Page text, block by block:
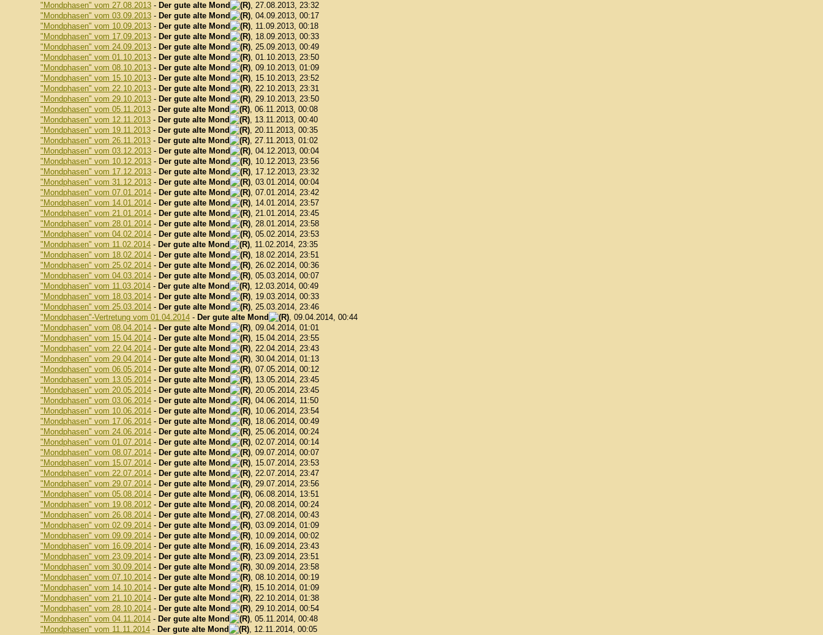
"Mondphasen" vom 27.08.2013 - Der gute alte Mond
, 27.08.2013, 23:32
"Mondphasen" vom 03.09.2013 - Der gute alte Mond
, 04.09.2013, 00:17
"Mondphasen" vom 10.09.2013 - Der gute alte Mond
, 11.09.2013, 00:18
"Mondphasen" vom 17.09.2013 - Der gute alte Mond
, 18.09.2013, 00:33
"Mondphasen" vom 24.09.2013 - Der gute alte Mond
, 25.09.2013, 00:49
"Mondphasen" vom 01.10.2013 - Der gute alte Mond
, 01.10.2013, 23:50
"Mondphasen" vom 08.10.2013 - Der gute alte Mond
, 09.10.2013, 01:09
"Mondphasen" vom 15.10.2013 - Der gute alte Mond
, 15.10.2013, 23:52
"Mondphasen" vom 22.10.2013 - Der gute alte Mond
, 22.10.2013, 23:31
"Mondphasen" vom 29.10.2013 - Der gute alte Mond
, 29.10.2013, 23:50
"Mondphasen" vom 05.11.2013 - Der gute alte Mond
, 06.11.2013, 00:08
"Mondphasen" vom 12.11.2013 - Der gute alte Mond
, 13.11.2013, 00:40
"Mondphasen" vom 19.11.2013 - Der gute alte Mond
, 20.11.2013, 00:35
"Mondphasen" vom 26.11.2013 - Der gute alte Mond
, 27.11.2013, 01:02
"Mondphasen" vom 03.12.2013 - Der gute alte Mond
, 04.12.2013, 00:04
"Mondphasen" vom 10.12.2013 - Der gute alte Mond
, 10.12.2013, 23:56
"Mondphasen" vom 17.12.2013 - Der gute alte Mond
, 17.12.2013, 23:32
"Mondphasen" vom 31.12.2013 - Der gute alte Mond
, 03.01.2014, 00:04
"Mondphasen" vom 07.01.2014 - Der gute alte Mond
, 07.01.2014, 23:42
"Mondphasen" vom 14.01.2014 - Der gute alte Mond
, 14.01.2014, 23:57
"Mondphasen" vom 21.01.2014 - Der gute alte Mond
, 21.01.2014, 23:45
"Mondphasen" vom 28.01.2014 - Der gute alte Mond
, 28.01.2014, 23:58
"Mondphasen" vom 04.02.2014 - Der gute alte Mond
, 05.02.2014, 23:53
"Mondphasen" vom 11.02.2014 - Der gute alte Mond
, 11.02.2014, 23:35
"Mondphasen" vom 18.02.2014 - Der gute alte Mond
, 18.02.2014, 23:51
"Mondphasen" vom 25.02.2014 - Der gute alte Mond
, 26.02.2014, 00:36
"Mondphasen" vom 04.03.2014 - Der gute alte Mond
, 05.03.2014, 00:07
"Mondphasen" vom 11.03.2014 - Der gute alte Mond
, 12.03.2014, 00:49
"Mondphasen" vom 18.03.2014 - Der gute alte Mond
, 19.03.2014, 00:33
"Mondphasen" vom 25.03.2014 - Der gute alte Mond
, 25.03.2014, 23:46
"Mondphasen"-Vertretung vom 01.04.2014 - Der gute alte Mond
, 09.04.2014, 00:44
"Mondphasen" vom 08.04.2014 - Der gute alte Mond
, 09.04.2014, 01:01
"Mondphasen" vom 15.04.2014 - Der gute alte Mond
, 15.04.2014, 23:55
"Mondphasen" vom 22.04.2014 - Der gute alte Mond
, 22.04.2014, 23:43
"Mondphasen" vom 29.04.2014 - Der gute alte Mond
, 30.04.2014, 01:13
"Mondphasen" vom 06.05.2014 - Der gute alte Mond
, 07.05.2014, 00:12
"Mondphasen" vom 13.05.2014 - Der gute alte Mond
, 13.05.2014, 23:45
"Mondphasen" vom 20.05.2014 - Der gute alte Mond
, 20.05.2014, 23:45
"Mondphasen" vom 03.06.2014 - Der gute alte Mond
, 04.06.2014, 11:50
"Mondphasen" vom 10.06.2014 - Der gute alte Mond
, 10.06.2014, 23:54
"Mondphasen" vom 17.06.2014 - Der gute alte Mond
, 18.06.2014, 00:49
"Mondphasen" vom 24.06.2014 - Der gute alte Mond
, 25.06.2014, 00:24
"Mondphasen" vom 01.07.2014 - Der gute alte Mond
, 02.07.2014, 00:14
"Mondphasen" vom 08.07.2014 - Der gute alte Mond
, 09.07.2014, 00:07
"Mondphasen" vom 15.07.2014 - Der gute alte Mond
, 15.07.2014, 23:53
"Mondphasen" vom 22.07.2014 - Der gute alte Mond
, 22.07.2014, 23:47
"Mondphasen" vom 29.07.2014 - Der gute alte Mond
, 29.07.2014, 23:56
"Mondphasen" vom 05.08.2014 - Der gute alte Mond
, 06.08.2014, 13:51
"Mondphasen" vom 19.08.2012 - Der gute alte Mond
, 20.08.2014, 00:24
"Mondphasen" vom 26.08.2014 - Der gute alte Mond
, 27.08.2014, 00:43
"Mondphasen" vom 02.09.2014 - Der gute alte Mond
, 03.09.2014, 01:09
"Mondphasen" vom 09.09.2014 - Der gute alte Mond
, 10.09.2014, 00:02
"Mondphasen" vom 16.09.2014 - Der gute alte Mond
, 16.09.2014, 23:43
"Mondphasen" vom 23.09.2014 - Der gute alte Mond
, 23.09.2014, 23:51
"Mondphasen" vom 30.09.2014 - Der gute alte Mond
, 30.09.2014, 23:58
"Mondphasen" vom 07.10.2014 - Der gute alte Mond
, 08.10.2014, 00:19
"Mondphasen" vom 14.10.2014 - Der gute alte Mond
, 15.10.2014, 01:09
"Mondphasen" vom 21.10.2014 - Der gute alte Mond
, 22.10.2014, 01:38
"Mondphasen" vom 28.10.2014 - Der gute alte Mond
, 29.10.2014, 00:54
"Mondphasen" vom 04.11.2014 - Der gute alte Mond
, 05.11.2014, 00:48
"Mondphasen" vom 11.11.2014 - Der gute alte Mond
, 12.11.2014, 00:05